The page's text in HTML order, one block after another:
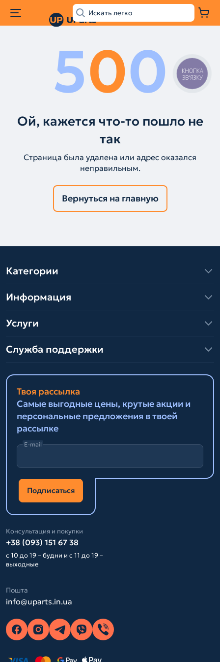
500
Ой, кажется что-то пошло не
так
Страница была удалена или адрес оказался
неправильным.
Вернуться на главную
Категории
Информация
Услуги
Служба поддержки
Твоя рассылка
Самые выгодные цены, крутые акции и
персональные предложения в твоей
рассылке
E-mail
Подписаться
Консультация и покупки
+38 (093) 151 67 38
с 10 до 19 – будни и с 11 до 19 –
выходные
Пошта
info@uparts.in.ua
КНОПКА
ЗВ'ЯЗКУ